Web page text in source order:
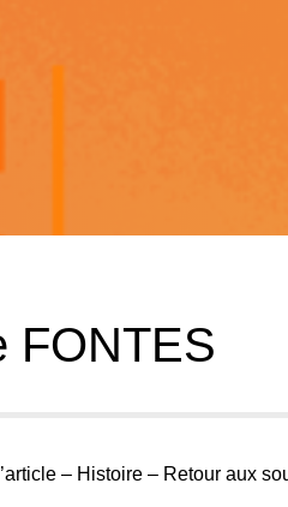
FONTES
– Histoire – Retour aux